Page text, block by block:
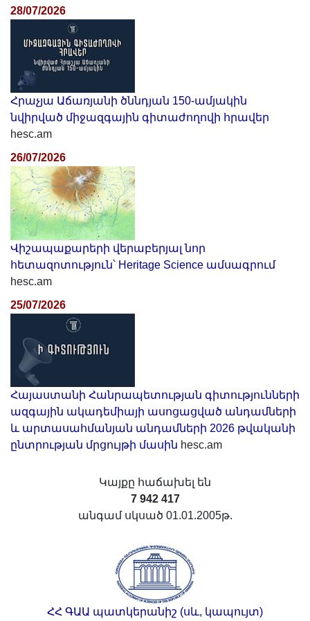
28/07/2026
Հրաչյա Աճառյանի ծննդյան 150-ամյակին
նվիրված միջազգային գիտաժողովի հրավեր
hesc.am
26/07/2026
Վիշապաքարերի վերաբերյալ նոր
հետազոտություն՝ Heritage Science ամսագրում
hesc.am
25/07/2026
Հայաստանի Հանրապետության գիտությունների
ազգային ակադեմիայի ասոցացված անդամների
և արտասահմանյան անդամների 2026 թվականի
ընտրության մրցույթի մասին hesc.am
Կայքը հաճախել են
7 942 417
անգամ սկսած 01.01.2005թ.
ՀՀ ԳԱԱ պատկերանիշ (սև, կապույտ)